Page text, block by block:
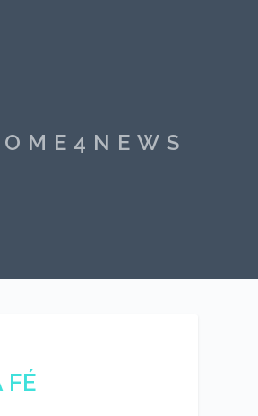
FÉ